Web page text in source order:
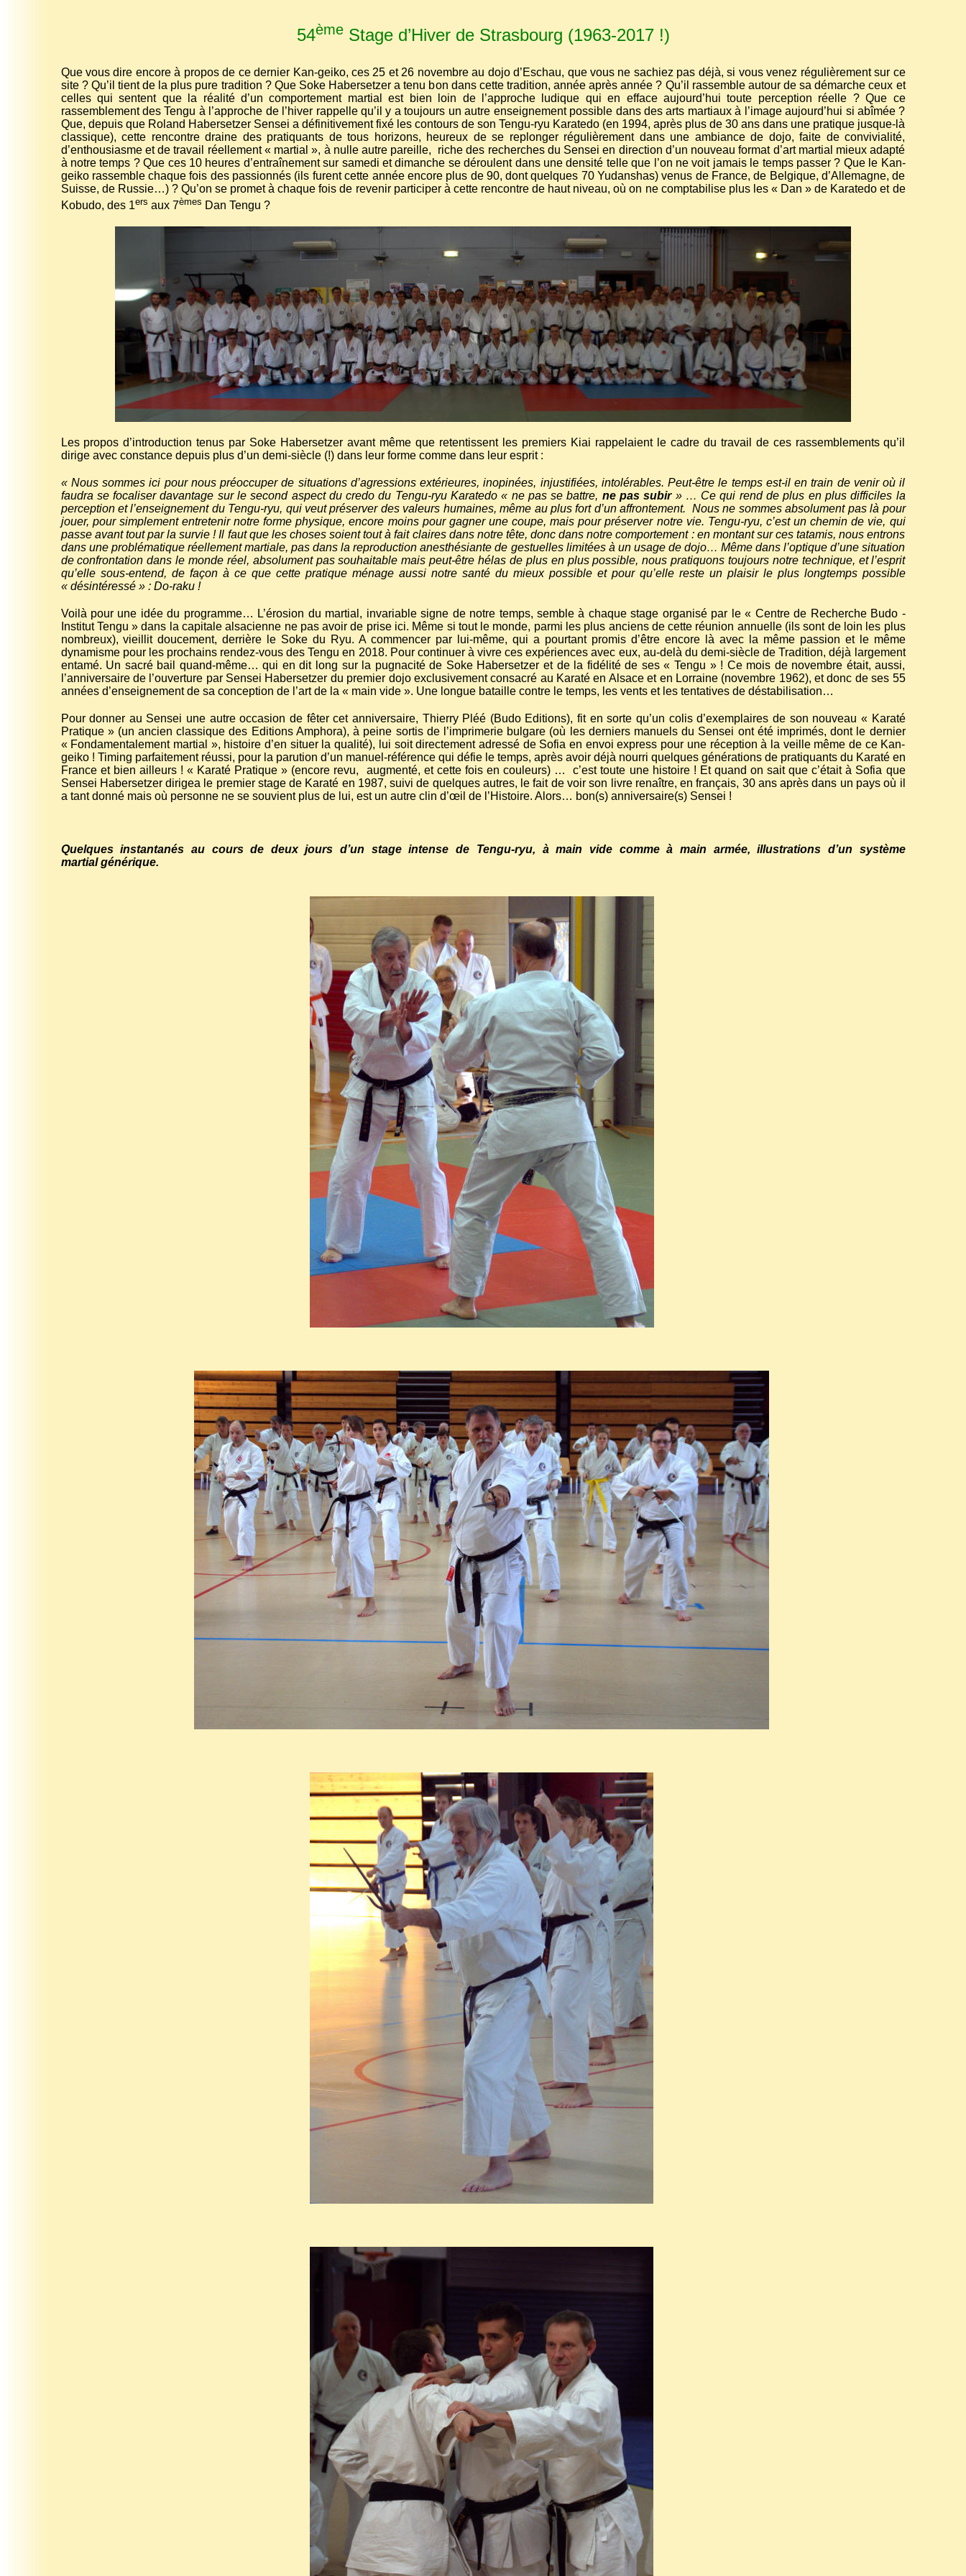
54ème Stage d’Hiver de Strasbourg (1963-2017 !)
Que vous dire encore à propos de ce dernier Kan-geiko, ces 25 et 26 novembre au dojo d’Eschau, que vous ne sachiez pas déjà, si vous venez régulièrement sur ce
site ? Qu’il tient de la plus pure tradition ? Que Soke Habersetzer a tenu bon dans cette tradition, année après année ? Qu’il rassemble autour de sa démarche ceux et
celles qui sentent que la réalité d’un comportement martial est bien loin de l’approche ludique qui en efface aujourd’hui toute perception réelle ? Que ce
rassemblement des Tengu à l’approche de l’hiver rappelle qu’il y a toujours un autre enseignement possible dans des arts martiaux à l’image aujourd’hui si abîmée ?
Que, depuis que Roland Habersetzer Sensei a définitivement fixé les contours de son Tengu-ryu Karatedo (en 1994, après plus de 30 ans dans une pratique jusque-là
classique), cette rencontre draine des pratiquants de tous horizons, heureux de se replonger régulièrement dans une ambiance de dojo, faite de convivialité,
d’enthousiasme et de travail réellement « martial », à nulle autre pareille, riche des recherches du Sensei en direction d’un nouveau format d’art martial mieux adapté
à notre temps ? Que ces 10 heures d’entraînement sur samedi et dimanche se déroulent dans une densité telle que l’on ne voit jamais le temps passer ? Que le Kan-
geiko rassemble chaque fois des passionnés (ils furent cette année encore plus de 90, dont quelques 70 Yudanshas) venus de France, de Belgique, d’Allemagne, de
Suisse, de Russie…) ? Qu’on se promet à chaque fois de revenir participer à cette rencontre de haut niveau, où on ne comptabilise plus les « Dan » de Karatedo et de
Kobudo, des 1ers aux 7èmes Dan Tengu ?
Les propos d’introduction tenus par Soke Habersetzer avant même que retentissent les premiers Kiai rappelaient le cadre du travail de ces rassemblements qu’il
dirige avec constance depuis plus d’un demi-siècle (!) dans leur forme comme dans leur esprit :
« Nous sommes ici pour nous préoccuper de situations d’agressions extérieures, inopinées, injustifiées, intolérables. Peut-être le temps est-il en train de venir où il
faudra se focaliser davantage sur le second aspect du credo du Tengu-ryu Karatedo « ne pas se battre, ne pas subir» … Ce qui rend de plus en plus difficiles la
perception et l’enseignement du Tengu-ryu, qui veut préserver des valeurs humaines, même au plus fort d’un affrontement. Nous ne sommes absolument pas là pour
jouer, pour simplement entretenir notre forme physique, encore moins pour gagner une coupe, mais pour préserver notre vie. Tengu-ryu, c’est un chemin de vie, qui
passe avant tout par la survie ! Il faut que les choses soient tout à fait claires dans notre tête, donc dans notre comportement : en montant sur ces tatamis, nous entrons
dans une problématique réellement martiale, pas dans la reproduction anesthésiante de gestuelles limitées à un usage de dojo… Même dans l’optique d’une situation
de confrontation dans le monde réel, absolument pas souhaitable mais peut-être hélas de plus en plus possible, nous pratiquons toujours notre technique, et l’esprit
qu’elle sous-entend, de façon à ce que cette pratique ménage aussi notre santé du mieux possible et pour qu’elle reste un plaisir le plus longtemps possible
« désintéressé » : Do-raku !
Voilà pour une idée du programme… L’érosion du martial, invariable signe de notre temps, semble à chaque stage organisé par le « Centre de Recherche Budo -
Institut Tengu » dans la capitale alsacienne ne pas avoir de prise ici. Même si tout le monde, parmi les plus anciens de cette réunion annuelle (ils sont de loin les plus
nombreux), vieillit doucement, derrière le Soke du Ryu. A commencer par lui-même, qui a pourtant promis d’être encore là avec la même passion et le même
dynamisme pour les prochains rendez-vous des Tengu en 2018. Pour continuer à vivre ces expériences avec eux, au-delà du demi-siècle de Tradition, déjà largement
entamé. Un sacré bail quand-même… qui en dit long sur la pugnacité de Soke Habersetzer et de la fidélité de ses « Tengu » ! Ce mois de novembre était, aussi,
l’anniversaire de l’ouverture par Sensei Habersetzer du premier dojo exclusivement consacré au Karaté en Alsace et en Lorraine (novembre 1962), et donc de ses 55
années d’enseignement de sa conception de l’art de la « main vide ». Une longue bataille contre le temps, les vents et les tentatives de déstabilisation…
Pour donner au Sensei une autre occasion de fêter cet anniversaire, Thierry Pléé (Budo Editions), fit en sorte qu’un colis d’exemplaires de son nouveau « Karaté
Pratique » (un ancien classique des Editions Amphora), à peine sortis de l’imprimerie bulgare (où les derniers manuels du Sensei ont été imprimés, dont le dernier
« Fondamentalement martial », histoire d’en situer la qualité), lui soit directement adressé de Sofia en envoi express pour une réception à la veille même de ce Kan-
geiko ! Timing parfaitement réussi, pour la parution d’un manuel-référence qui défie le temps, après avoir déjà nourri quelques générations de pratiquants du Karaté en
France et bien ailleurs ! « Karaté Pratique » (encore revu,
augmenté, et cette fois en couleurs) …
c’est toute une histoire ! Et quand on sait que c’était à Sofia que
Sensei Habersetzer dirigea le premier stage de Karaté en 1987, suivi de quelques autres, le fait de voir son livre renaître, en français, 30 ans après dans un pays où il
a tant donné mais où personne ne se souvient plus de lui, est un autre clin d’œil de l’Histoire. Alors… bon(s) anniversaire(s) Sensei !
Quelques instantanés au cours de deux jours d’un stage intense de Tengu-ryu, à main vide comme à main armée, illustrations d’un système
martial générique.